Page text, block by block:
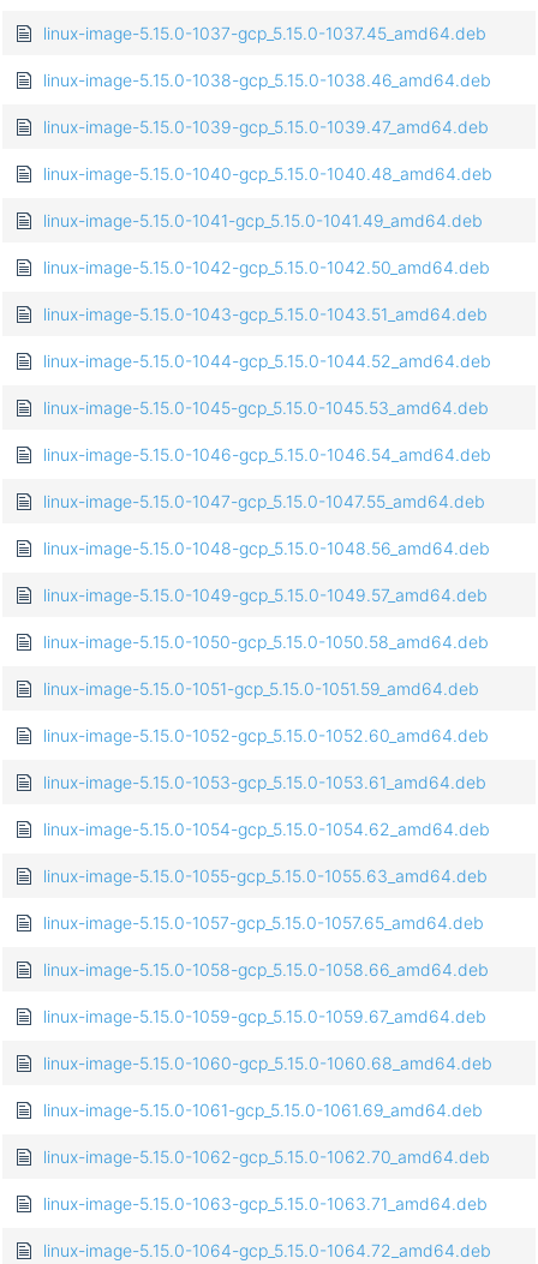
linux-image-5.15.0-1037-gcp_5.15.0-1037.45_amd64.deb
linux-image-5.15.0-1038-gcp_5.15.0-1038.46_amd64.deb
linux-image-5.15.0-1039-gcp_5.15.0-1039.47_amd64.deb
linux-image-5.15.0-1040-gcp_5.15.0-1040.48_amd64.deb
linux-image-5.15.0-1041-gcp_5.15.0-1041.49_amd64.deb
linux-image-5.15.0-1042-gcp_5.15.0-1042.50_amd64.deb
linux-image-5.15.0-1043-gcp_5.15.0-1043.51_amd64.deb
linux-image-5.15.0-1044-gcp_5.15.0-1044.52_amd64.deb
linux-image-5.15.0-1045-gcp_5.15.0-1045.53_amd64.deb
linux-image-5.15.0-1046-gcp_5.15.0-1046.54_amd64.deb
linux-image-5.15.0-1047-gcp_5.15.0-1047.55_amd64.deb
linux-image-5.15.0-1048-gcp_5.15.0-1048.56_amd64.deb
linux-image-5.15.0-1049-gcp_5.15.0-1049.57_amd64.deb
linux-image-5.15.0-1050-gcp_5.15.0-1050.58_amd64.deb
linux-image-5.15.0-1051-gcp_5.15.0-1051.59_amd64.deb
linux-image-5.15.0-1052-gcp_5.15.0-1052.60_amd64.deb
linux-image-5.15.0-1053-gcp_5.15.0-1053.61_amd64.deb
linux-image-5.15.0-1054-gcp_5.15.0-1054.62_amd64.deb
linux-image-5.15.0-1055-gcp_5.15.0-1055.63_amd64.deb
linux-image-5.15.0-1057-gcp_5.15.0-1057.65_amd64.deb
linux-image-5.15.0-1058-gcp_5.15.0-1058.66_amd64.deb
linux-image-5.15.0-1059-gcp_5.15.0-1059.67_amd64.deb
linux-image-5.15.0-1060-gcp_5.15.0-1060.68_amd64.deb
linux-image-5.15.0-1061-gcp_5.15.0-1061.69_amd64.deb
linux-image-5.15.0-1062-gcp_5.15.0-1062.70_amd64.deb
linux-image-5.15.0-1063-gcp_5.15.0-1063.71_amd64.deb
linux-image-5.15.0-1064-gcp_5.15.0-1064.72_amd64.deb